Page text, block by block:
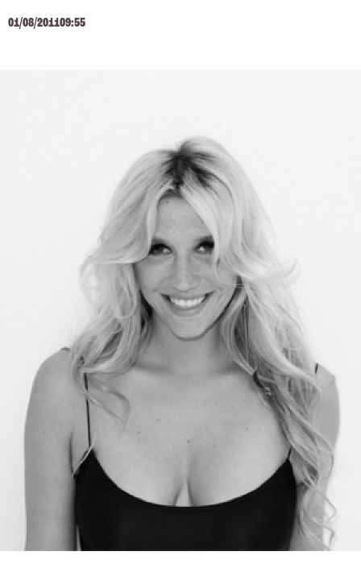
01/08/201109:55